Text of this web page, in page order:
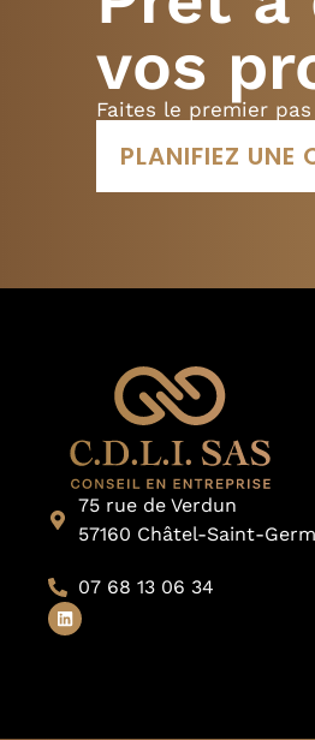
vos
Faites le premier
PLANIFIEZ UNE
75 rue de Verdun
57160 Châtel-Saint-
07 68 13 06 34